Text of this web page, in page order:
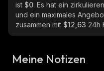
ist $0. Es hat ein
und ein maximales
zusammen mit $12,63 24h
Meine Notizen